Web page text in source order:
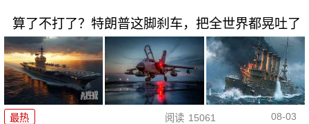
算了不打了？特朗普这脚刹车，把全世界都晃吐了
最热 阅读 15061 08-03